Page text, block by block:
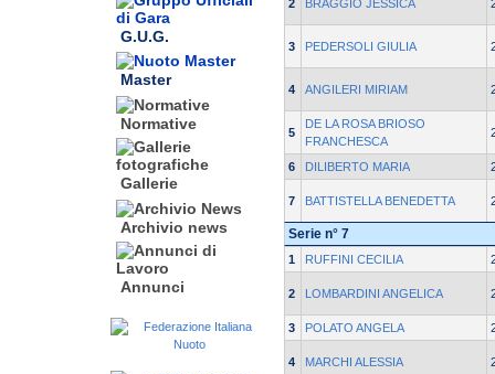
G.U.G.
Master
Normative
Gallerie
Archivio news
Annunci
2 BRAGGIO JESSICA
3 PEDERSOLI GIULIA
4 ANGILERI MIRIAM
5
DE LA ROSA BRIOSO
FRANCHESCA
6 DILIBERTO MARIA
7 BATTISTELLA BENEDETTA
Serie n° 7
1 RUFFINI CECILIA
2 LOMBARDINI ANGELICA
3 POLATO ANGELA
4 MARCHI ALESSIA